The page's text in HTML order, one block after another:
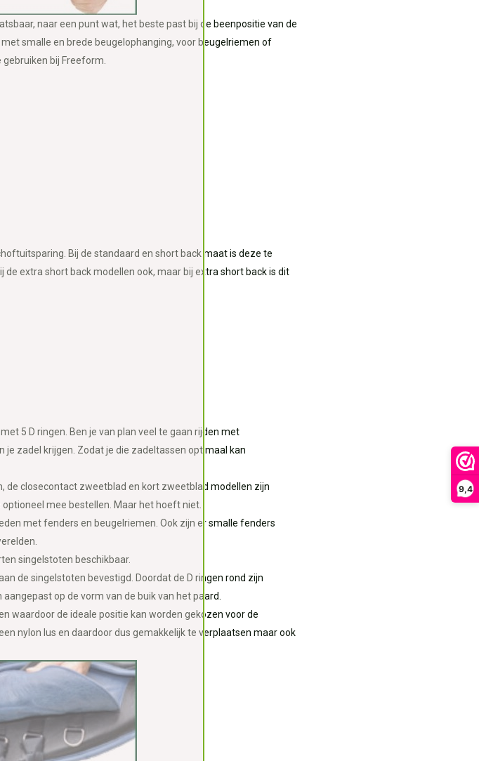
9,4
naar een punt wat, het beste past bij de beenpositie van de
smalle en brede beugelophanging, voor beugelriemen of
bij Freeform.
Bij de standaard en short back maat is deze te
extra short back modellen ook, maar bij extra short back is dit
5 D ringen. Ben je van plan veel te gaan rijden met
je zadel krijgen. Zodat je die zadeltassen optimaal kan
de closecontact zweetblad en kort zweetblad modellen zijn
mee bestellen. Maar het hoeft niet.
met fenders en beugelriemen. Ook zijn er smalle fenders
singelstoten beschikbaar.
de singelstoten bevestigd. Doordat de D ringen rond zijn
op de vorm van de buik van het paard.
waardoor de ideale positie kan worden gekozen voor de
nylon lus en daardoor dus gemakkelijk te verplaatsen maar ook